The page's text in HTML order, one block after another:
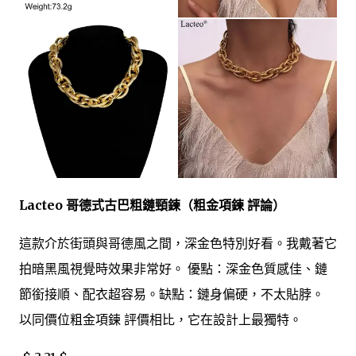
Lacteo 哥德式古巴粗鏈頸鍊（粗金項鍊 評論）
這款介於街頭與哥德風之間，深金色特別好看。我戴著它
拍暗黑風視覺時效果非常好。 優點：深金色質感佳、鏈
節銜接順、配衣超容易。缺點：鏈身偏硬，不太貼脖。
以同價位粗金項鍊 評價相比，它在設計上最獨特。